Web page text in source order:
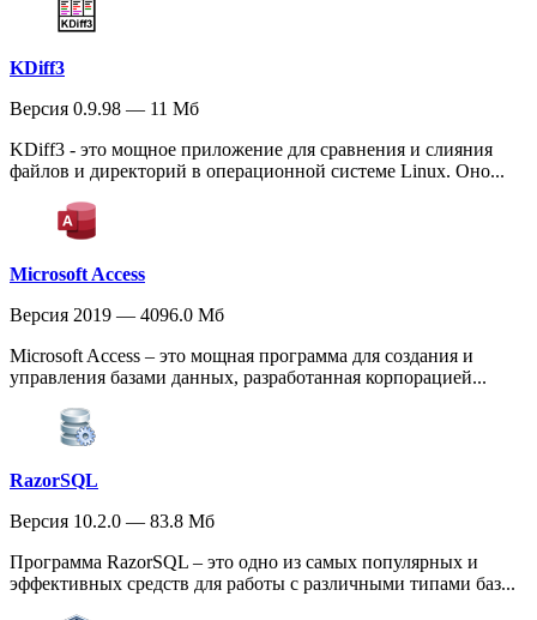
KDiff3
Версия 0.9.98 — 11 Мб
KDiff3 - это мощное приложение для сравнения и слияния
файлов и директорий в операционной системе Linux. Оно...
Microsoft Access
Версия 2019 — 4096.0 Мб
Microsoft Access – это мощная программа для создания и
управления базами данных, разработанная корпорацией...
RazorSQL
Версия 10.2.0 — 83.8 Мб
Программа RazorSQL – это одно из самых популярных и
эффективных средств для работы с различными типами баз...